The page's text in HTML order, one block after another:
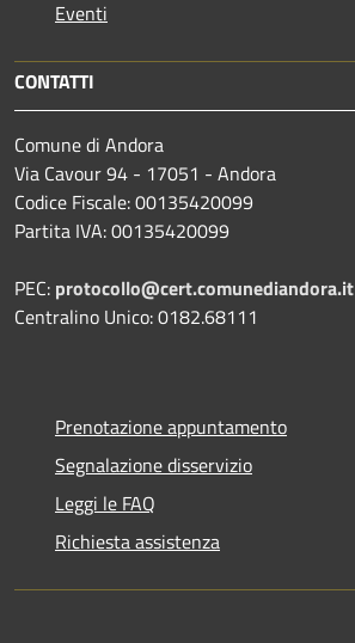
Eventi
CONTATTI
Comune di Andora
Via Cavour 94 - 17051 - Andora
Codice Fiscale: 00135420099
Partita IVA: 00135420099
PEC: protocollo@cert.comunediandora.it
Centralino Unico: 0182.68111
Prenotazione appuntamento
Segnalazione disservizio
Leggi le FAQ
Richiesta assistenza